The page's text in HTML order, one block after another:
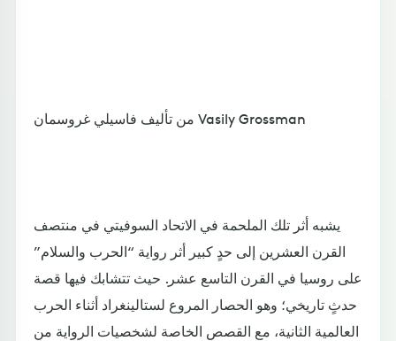
من تأليف فاسيلي غروسمان Vasily Grossman
يشبه أثر تلك الملحمة في الاتحاد السوفيتي في منتصف
القرن العشرين إلى حدٍ كبير أثر رواية “الحرب والسلام”
على روسيا في القرن التاسع عشر. حيث تتشابك فيها قصة
حدثٍ تاريخي؛ وهو الحصار المروع لستالينغراد أثناء الحرب
العالمية الثانية، مع القصص الخاصة لشخصيات الرواية من